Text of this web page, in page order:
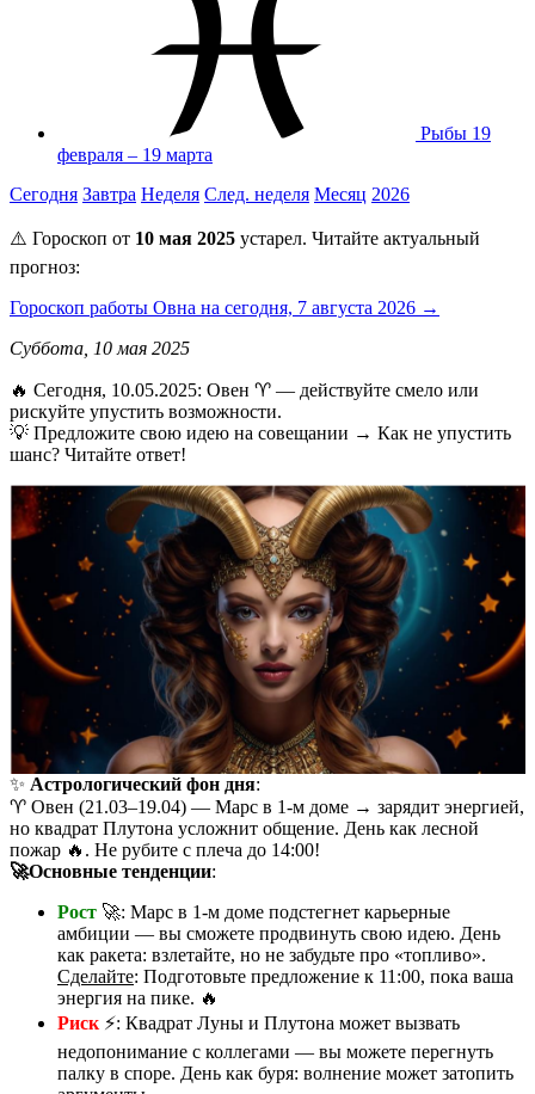
Рыбы 19
февраля – 19 марта
Сегодня Завтра Неделя След. неделя Месяц 2026
⚠️ Гороскоп от 10 мая 2025 устарел. Читайте актуальный
прогноз:
Гороскоп работы Овна на сегодня, 7 августа 2026 →
Суббота, 10 мая 2025
🔥 Сегодня, 10.05.2025: Овен ♈ — действуйте смело или
рискуйте упустить возможности.
💡 Предложите свою идею на совещании → Как не упустить
шанс? Читайте ответ!
✨ Астрологический фон дня:
♈️ Овен (21.03–19.04) — Марс в 1-м доме → зарядит энергией,
но квадрат Плутона усложнит общение. День как лесной
пожар 🔥. Не рубите с плеча до 14:00!
🚀Основные тенденции:
Рост 🚀: Марс в 1-м доме подстегнет карьерные
амбиции — вы сможете продвинуть свою идею. День
как ракета: взлетайте, но не забудьте про «топливо».
Сделайте: Подготовьте предложение к 11:00, пока ваша
энергия на пике. 🔥
Риск ⚡: Квадрат Луны и Плутона может вызвать
недопонимание с коллегами — вы можете перегнуть
палку в споре. День как буря: волнение может затопить